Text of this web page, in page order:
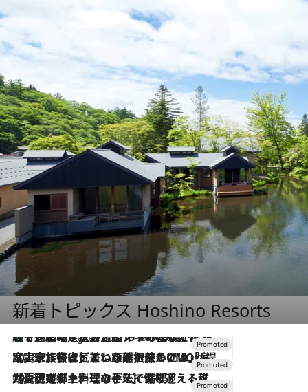
新着トピックス Hoshino Resorts
8 Hours Ago
【トンボの足水浴】ヒノキの香りに包まれて涼感マックス！約13℃の湧水かけ流しを避暑地「星野温泉 トンボの湯」で体験
2026.7.31
【ホテル帰省】という選択肢をOMOが提案。家族とほどよい距離を保つには「昼は実家、夜は気兼ねなくホテルで！」
2026.7.24
【夏限定ディナーコース】旬を迎える稚鮎や花ズッキーニなどをイタリア・トスカーナの郷土料理の手法で満喫！